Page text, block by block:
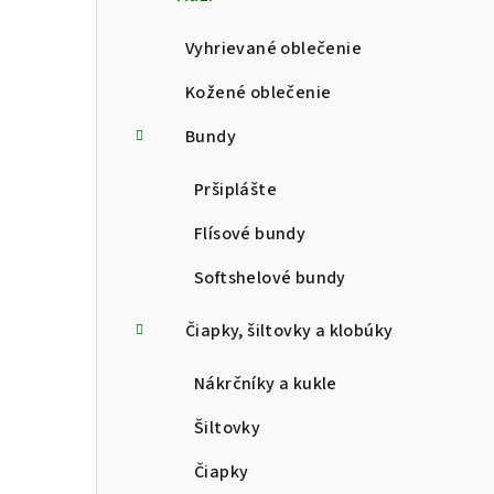
Vyhrievané oblečenie
Kožené oblečenie
Bundy
Pršiplášte
Flísové bundy
Softshelové bundy
Čiapky, šiltovky a klobúky
Nákrčníky a kukle
Šiltovky
Čiapky